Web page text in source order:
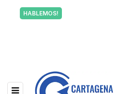
HABLEMOS!